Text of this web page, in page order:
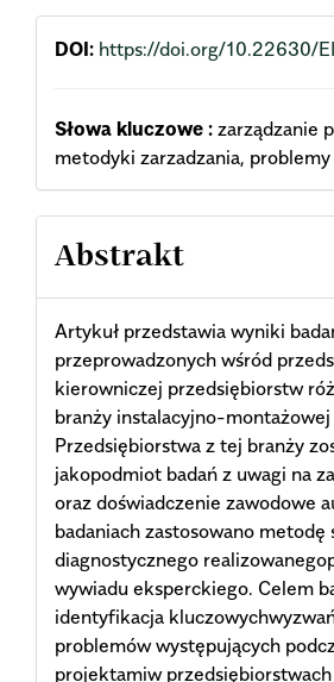
DOI: https://doi.org/10.22630/
Słowa kluczowe : zarządzanie
metodyki zarzadzania, problemy
Abstrakt
Artykuł przedstawia wyniki
przeprowadzonych wśród
kierowniczej przedsiębiorstw
branży instalacyjno-montażowej
Przedsiębiorstwa z tej branży
jakopodmiot badań z uwagi na
oraz doświadczenie zawodowe
badaniach zastosowano metodę
diagnostycznego
wywiadu eksperckiego. Celem
identyfikacja
problemów występujących
projektamiw